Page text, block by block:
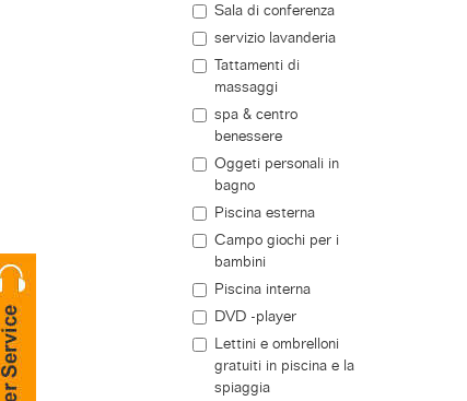
Sala di conferenza
servizio lavanderia
Tattamenti di
massaggi
spa & centro
benessere
Oggeti personali in
bagno
Piscina esterna
Campo giochi per i
bambini
Piscina interna
DVD -player
Lettini e ombrelloni
gratuiti in piscina e la
spiaggia